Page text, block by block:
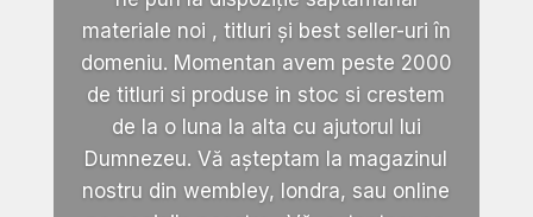
materiale noi , titluri și best seller-uri în
domeniu. Momentan avem peste 2000
de titluri si produse in stoc si crestem
de la o luna la alta cu ajutorul lui
Dumnezeu. Vă așteptam la magazinul
nostru din wembley, londra, sau online